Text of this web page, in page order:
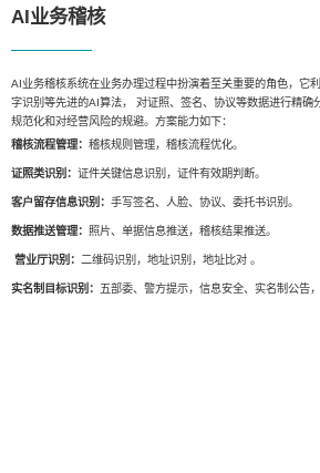
AI业务稽核
AI业务稽核系统在业务办理过程中扮演着至关重要的角色，它
字识别等先进的AI算法， 对证照、签名、协议等数据进行精确
规范化和对经营风险的规避。方案能力如下：
稽核流程管理： 稽核规则管理，稽核流程优化。
证照类识别： 证件关键信息识别，证件有效期判断。
客户留存信息识别： 手写签名、人脸、协议、委托书识别。
数据推送管理： 照片、单据信息推送，稽核结果推送。
营业厅识别： 二维码识别，地址识别，地址比对 。
实名制目标识别： 五部委、警方提示，信息安全、实名制公告